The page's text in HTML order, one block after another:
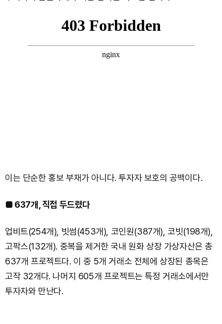
이는 단순한 홍보 부재가 아니다. 투자자 보호의 공백이다.
■ 637개, 직접 두드렸다
업비트(254개), 빗썸(453개), 코인원(387개), 코빗(198개),
고팍스(132개). 중복을 제거한 국내 원화 상장 가상자산은 총
637개 프로젝트다. 이 중 5개 거래소 전체에 상장된 종목은
고작 32개다. 나머지 605개 프로젝트는 특정 거래소에서만
투자자와 만난다.